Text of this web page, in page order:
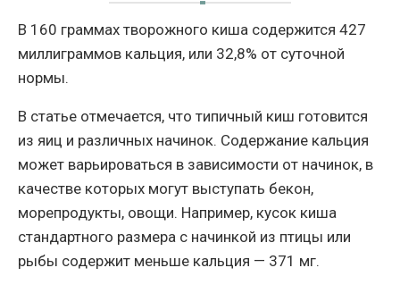
В 160 граммах творожного киша содержится 427
миллиграммов кальция, или 32,8% от суточной
нормы.
В статье отмечается, что типичный киш готовится
из яиц и различных начинок. Содержание кальция
может варьироваться в зависимости от начинок, в
качестве которых могут выступать бекон,
морепродукты, овощи. Например, кусок киша
стандартного размера с начинкой из птицы или
рыбы содержит меньше кальция — 371 мг.